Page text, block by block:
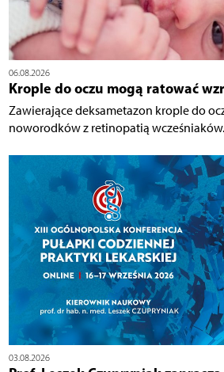
06.08.2026
Krople do oczu mogą ratować
Zawierające deksametazon krople do
noworodków z retinopatią
03.08.2026